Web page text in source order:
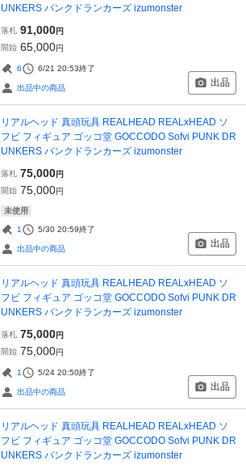
UNKERS パンクドランカーズ izumonster
落札 91,000円
開始 65,000円
6 6/21 20:53終了
出品中の商品 出品
リアルヘッド 真頭玩具 REALHEAD REALxHEAD ソ
フビ フィギュア ゴッコ堂 GOCCODO Sofvi PUNK DR
UNKERS パンクドランカーズ izumonster
落札 75,000円
開始 75,000円
未使用
1 5/30 20:59終了
出品中の商品 出品
リアルヘッド 真頭玩具 REALHEAD REALxHEAD ソ
フビ フィギュア ゴッコ堂 GOCCODO Sofvi PUNK DR
UNKERS パンクドランカーズ izumonster
落札 75,000円
開始 75,000円
1 5/24 20:50終了
出品中の商品 出品
リアルヘッド 真頭玩具 REALHEAD REALxHEAD ソ
フビ フィギュア ゴッコ堂 GOCCODO Sofvi PUNK DR
UNKERS パンクドランカーズ izumonster